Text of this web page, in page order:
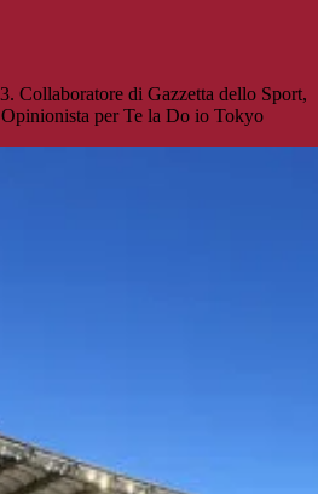
Collaboratore di Gazzetta dello Sport,
per Te la Do io Tokyo